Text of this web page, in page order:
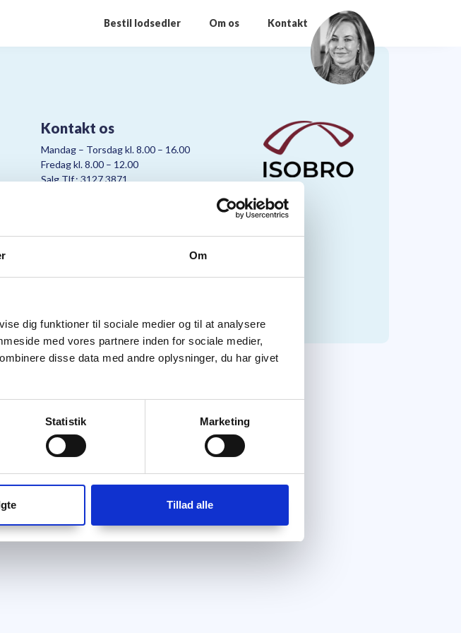
Om
dig funktioner til sociale medier og til at analysere
med vores partnere inden for sociale medier,
disse data med andre oplysninger, du har givet
Statistik Marketing
Tillad alle
Bestil lodsedler Om os Kontakt
Kontakt os
Mandag – Torsdag kl. 8.00 – 16.00
Fredag kl. 8.00 – 12.00
Salg Tlf.: 3127 3871